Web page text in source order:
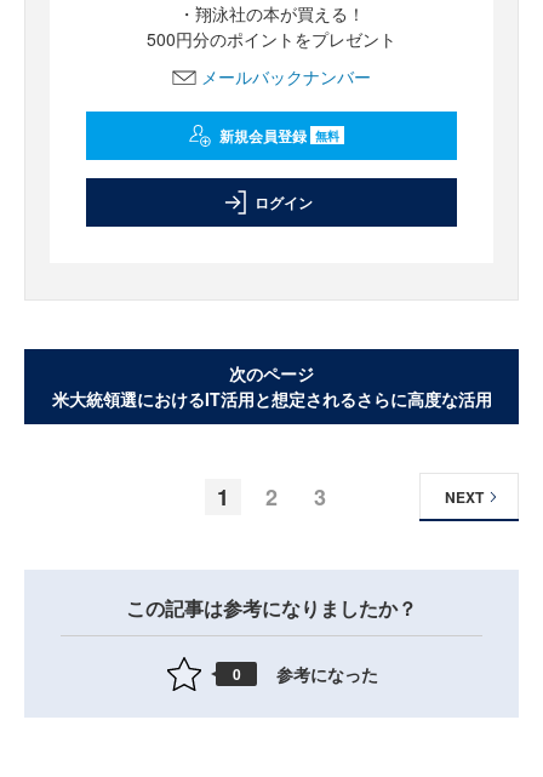
・翔泳社の本が買える！
500円分のポイントをプレゼント
メールバックナンバー
新規会員登録 無料
ログイン
次のページ
米大統領選におけるIT活用と想定されるさらに高度な活用
1 2 3 NEXT
この記事は参考になりましたか？
0 参考になった